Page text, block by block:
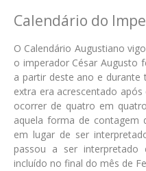
Calendário do
O Calendário Augustiano
o imperador César Augusto
a partir deste ano e
extra era acrescentado após
ocorrer de quatro em
aquela forma de
em lugar de ser
passou a ser
incluído no final do mês de